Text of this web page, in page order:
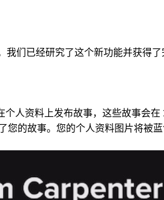
们已经研究了这个新功能并获得
人资料上发布故事，这些故事会
的故事。您的个人资料图片将被